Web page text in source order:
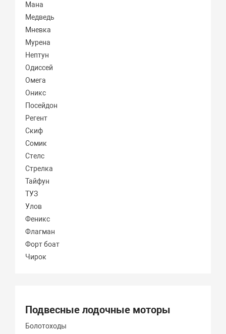
Мана
Медведь
Мневка
Мурена
Нептун
Одиссей
Омега
Оникс
Посейдон
Регент
Скиф
Сомик
Стелс
Стрелка
Тайфун
ТУЗ
Улов
Феникс
Флагман
Форт боат
Чирок
Подвесные лодочные моторы
Болотоходы